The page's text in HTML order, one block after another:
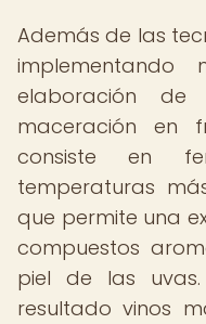
Además de las
implementando
elaboración de
maceración en
consiste en
temperaturas
que permite una
compuestos
piel de las
resultado vinos